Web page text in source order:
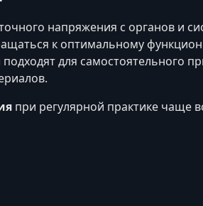
напряжения с органов и
к оптимальному
для самостоятельного
при регулярной практике чаще